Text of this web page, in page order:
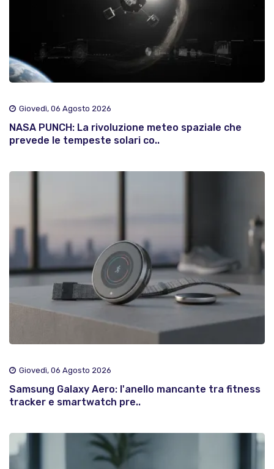
Giovedì, 06 Agosto 2026
NASA PUNCH: La rivoluzione meteo spaziale che
prevede le tempeste solari co..
Giovedì, 06 Agosto 2026
Samsung Galaxy Aero: l'anello mancante tra fitness
tracker e smartwatch pre..